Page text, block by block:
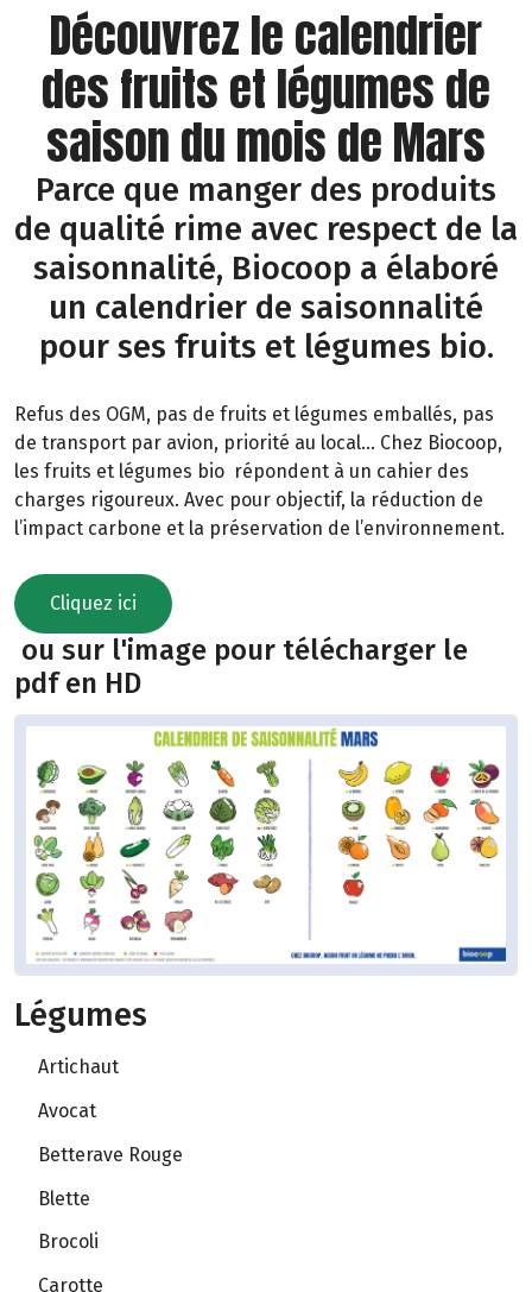
Découvrez le calendrier
des fruits et légumes de
saison du mois de Mars
Parce que manger des produits
de qualité rime avec respect de la
saisonnalité, Biocoop a élaboré
un calendrier de saisonnalité
pour ses fruits et légumes bio.
Refus des OGM, pas de fruits et légumes emballés, pas
de transport par avion, priorité au local… Chez Biocoop,
les fruits et légumes bio répondent à un cahier des
charges rigoureux. Avec pour objectif, la réduction de
l’impact carbone et la préservation de l’environnement.
Cliquez ici
ou sur l'image pour télécharger le
pdf en HD
Légumes
Artichaut
Avocat
Betterave Rouge
Blette
Brocoli
Carotte